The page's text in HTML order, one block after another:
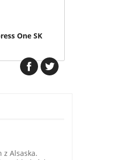
One SK
Alsaska.